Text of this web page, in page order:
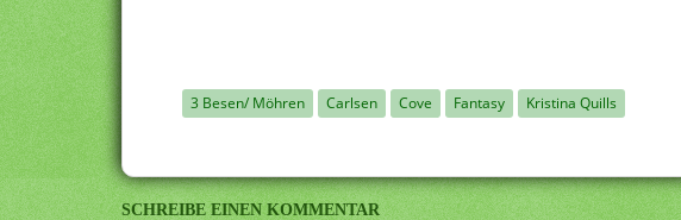
3 Besen/ Möhren Carlsen Cove Fantasy Kristina Quills
SCHREIBE EINEN KOMMENTAR